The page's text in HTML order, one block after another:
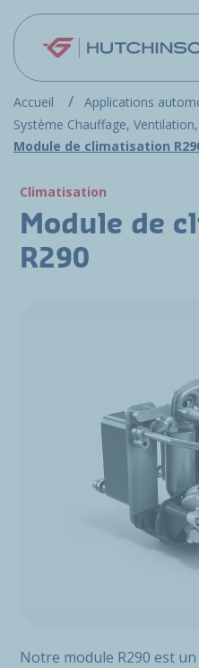
Aller au contenu principal
Accueil
Applications
Système Chauffage,
Module de climatisation
Climatisation
Module de
R290
Notre module R290 est